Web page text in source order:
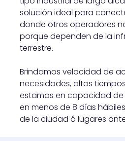
solución ideal para
donde otros operadores
porque dependen de la
terrestre.
Brindamos velocidad de
necesidades, altos
estamos en capacidad de
en menos de 8 días
de la ciudad ó lugares